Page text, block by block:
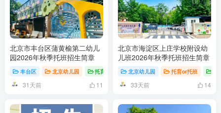
北京市丰台区蒲黄榆第二幼儿
园2026年秋季托班招生简章
丰台区 北京幼儿园 托育or托班
31天前 11
北京市海淀区上庄学校附设幼
儿班2026年秋季托班招生简章
北京幼儿园 托育or托班
33天前 14